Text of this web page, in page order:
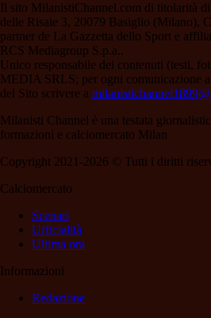
Il sito MilanistiChannel.com di titolarità
delle Risaie 3, 20079 Basiglio (Milano),
partner de La Gazzetta dello Sport e
RCS Mediagroup S.p.a..
Unico responsabile dei contenuti (testi,
MEDIA SRLS; per ogni comunicazione
del Sito scrivere a
Milanisti Channel è una testata
formazioni e calciomercato Milan
Copyright 2021-2026 © Tutti i diritti
Calciomercato
Scenari
Ufficialità
Ultima ora
Informazioni
Redazione